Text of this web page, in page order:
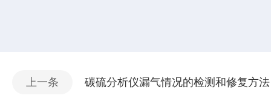
上一条 碳硫分析仪漏气情况的检测和修复方法